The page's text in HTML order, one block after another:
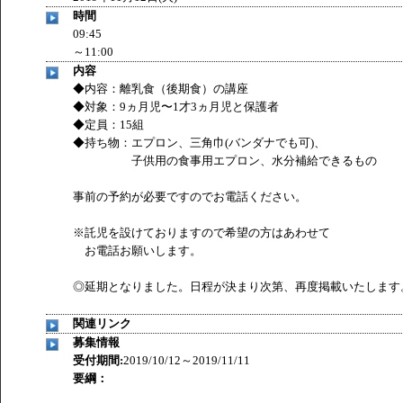
時間
09:45
～11:00
内容
◆内容：離乳食（後期食）の講座
◆対象：9ヵ月児〜1才3ヵ月児と保護者
◆定員：15組
◆持ち物：エプロン、三角巾(バンダナでも可)、
子供用の食事用エプロン、水分補給できるもの
事前の予約が必要ですのでお電話ください。
※託児を設けておりますので希望の方はあわせて
お電話お願いします。
◎延期となりました。日程が決まり次第、再度掲載いたします
関連リンク
募集情報
受付期間:2019/10/12～2019/11/11
要綱：